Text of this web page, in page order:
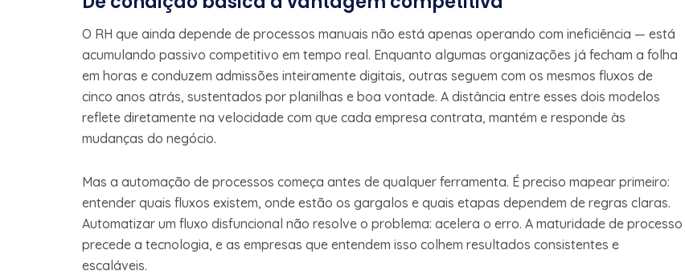
O RH que ainda depende de processos manuais não está apenas operando com ineficiência — está
acumulando passivo competitivo em tempo real. Enquanto algumas organizações já fecham a folha
em horas e conduzem admissões inteiramente digitais, outras seguem com os mesmos fluxos de
cinco anos atrás, sustentados por planilhas e boa vontade. A distância entre esses dois modelos
reflete diretamente na velocidade com que cada empresa contrata, mantém e responde às
mudanças do negócio.
Mas a automação de processos começa antes de qualquer ferramenta. É preciso mapear primeiro:
entender quais fluxos existem, onde estão os gargalos e quais etapas dependem de regras claras.
Automatizar um fluxo disfuncional não resolve o problema: acelera o erro. A maturidade de processo
precede a tecnologia, e as empresas que entendem isso colhem resultados consistentes e
escaláveis.